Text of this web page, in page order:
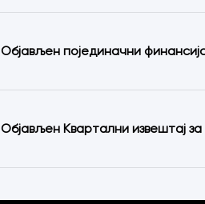
Објављен појединачни
Објављен Квартални извештај